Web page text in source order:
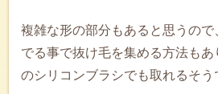
複雑な形の部分もあると思うの
でる事で抜け毛を集める方法もあ
のシリコンブラシでも取れるそう